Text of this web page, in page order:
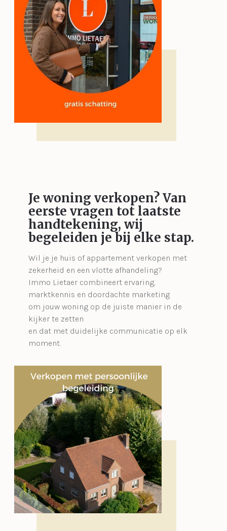
Je woning verkopen?Van
eerste vragen tot laatste
handtekening, wij
begeleiden je bij elke stap.
Wil je je huis of appartement verkopen met
zekerheid en een vlotte afhandeling?
Immo Lietaer combineert ervaring,
marktkennis en doordachte marketing
om jouw woning op de juiste manier in de
kijker te zetten
en dat met duidelijke communicatie op elk
moment.